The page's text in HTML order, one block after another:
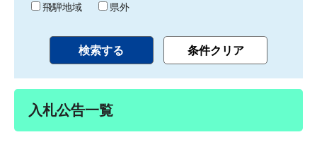
飛騨地域
県外
入札公告一覧